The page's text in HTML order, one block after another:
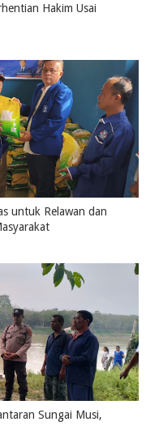
Hakim Usai
untuk Relawan dan
Sungai Musi,